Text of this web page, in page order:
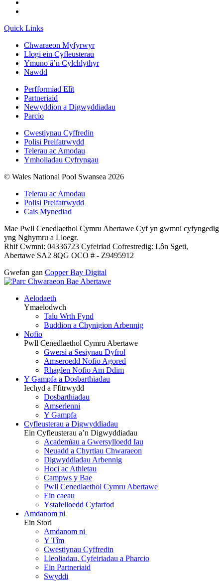
Quick Links
Chwaraeon Myfyrwyr
Llogi ein Cyfleusterau
Ymuno â’n Cylchlythyr
Nawdd
Perfformiad Elît
Partneriaid
Newyddion a Digwyddiadau
Parcio
Cwestiynau Cyffredin
Polisi Preifatrwydd
Telerau ac Amodau
Ymholiadau Cyfryngau
© Wales National Pool Swansea 2026
Telerau ac Amodau
Polisi Preifatrwydd
Cais Mynediad
Mae Pwll Cenedlaethol Cymru Abertawe Cyf yn gwmni cyfyngedig
yng Nghymru a Lloegr.
Rhif Cwmni: 04336723 Cyfeiriad Cofrestredig: Lôn Sgeti,
Abertawe SA2 8QG OCO # - Z9495912
Gwefan gan Copper Bay Digital
Aelodaeth
Ymaelodwch
Talu Wrth Fynd
Buddion a Chynigion Arbennig
Nofio
Pwll Cenedlaethol Cymru Abertawe
Gwersi a Sesiynau Dyfrol
Amseroedd Nofio Agored
Rhaglen Nofio Am Ddim
Y Gampfa a Dosbarthiadau
Iechyd a Ffitrwydd
Dosbarthiadau
Amserlenni
Y Gampfa
Cyfleusterau a Digwyddiadau
Ein Cyfleusterau a’n Digwyddiadau
Academïau a Gwersylloedd Iau
Neuadd a Chyrtiau Chwaraeon
Digwyddiadau Arbennig
Hoci ac Athletau
Campws y Bae
Pwll Cenedlaethol Cymru Abertawe
Ein caeau
Ystafelloedd Cyfarfod
Amdanom ni
Ein Stori
Amdanom ni
Y Tîm
Cwestiynau Cyffredin
Lleoliadau, Cyfeiriadau a Pharcio
Ein Partneriaid
Swyddi